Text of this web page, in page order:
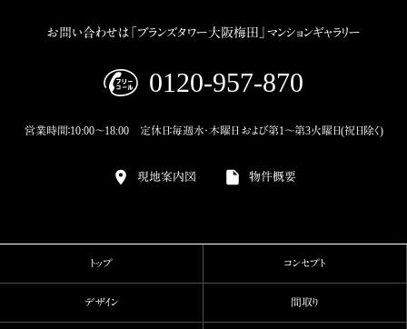
お問い合わせは「ブランズタワー大阪梅田」マンションギャラリー
0120-957-870
営業時間：10:00～18:00 定休日：毎週水・木曜日 および第1～第3火曜日(祝日除く)
現地案内図 物件概要
トップ コンセプト
デザイン 間取り